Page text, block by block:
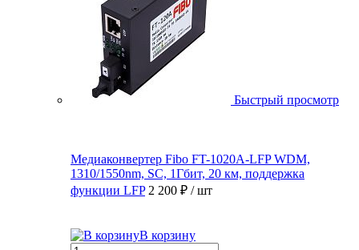
Быстрый просмотр
Медиаконвертер Fibo FT-1020A-LFP WDM,
1310/1550nm, SC, 1Гбит, 20 км, поддержка
функции LFP 2 200 ₽ / шт
В корзину